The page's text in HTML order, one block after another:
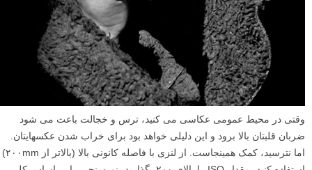
وقتی در محیط عمومی عکاسی می کنید، ترس و خجالت باعث می شود
ضربان قلبتان بالا برود و این دلیلی خواهد بود برای خراب شدن عکسهایتان.
اما نترسید، کمک همینجاست. از لنزی با فاصله کانونی بالا (بالاتر از ۲۰۰mm)